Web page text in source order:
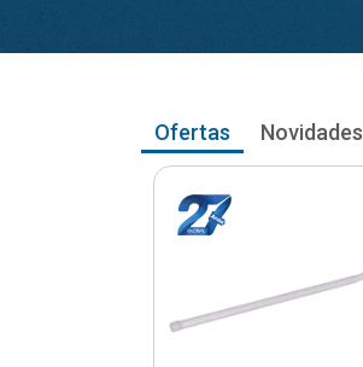
Ofertas Novidades